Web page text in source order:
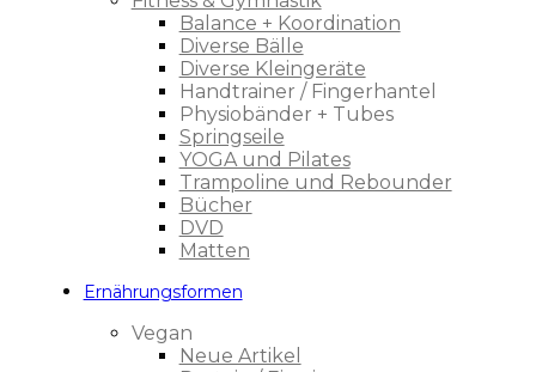
Balance + Koordination
Diverse Bälle
Diverse Kleingeräte
Handtrainer / Fingerhantel
Physiobänder + Tubes
Springseile
YOGA und Pilates
Trampoline und Rebounder
Bücher
DVD
Matten
Ernährungsformen
Vegan
Neue Artikel